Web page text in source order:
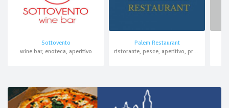
Sottovento
wine bar, enoteca, aperitivo
Palem Restaurant
ristorante, pesce, aperitivo, pranzo di lavoro